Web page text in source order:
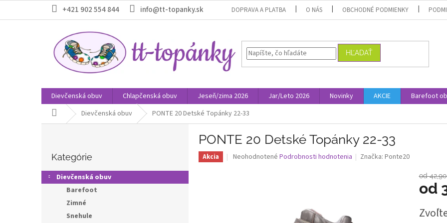
obsah
+421 902 554 844 info@tt-topanky.sk DOPRAVA A PLATBA O NÁS OBCHODNÉ PODMIENKY
HĽADAŤ
Dievčenská obuv Chlapčenská obuv Jeseň/zima 2026 Jar/Leto 2026 Novinky AKCIE Barefoot
DomovDievčenská obuv PONTE 20 Detské Topánky 22-33
ý
p
kategórie
Kategórie
Dievčenská obuv
Barefoot
Zimné
Snehule
PONTE 20 Detské Topánky 22-33
Akcia
Priemerné
Neohodnotené Podrobnosti hodnotenia Značka:Ponte20
od
od
cena: